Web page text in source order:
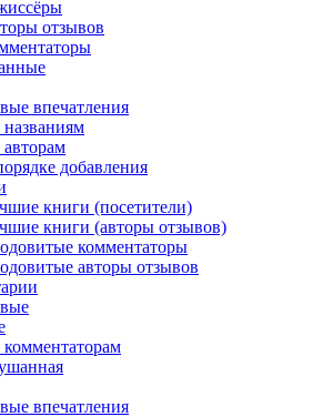
отзывов
впечатления
добавления
книги (посетители)
книги (авторы отзывов)
комментаторы
авторы отзывов
впечатления